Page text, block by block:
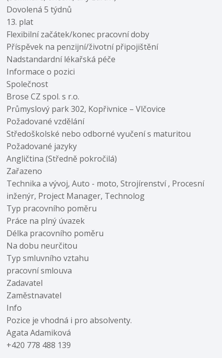
Dovolená 5 týdnů
13. plat
Flexibilní začátek/konec pracovní doby
Příspěvek na penzijní/životní připojištění
Nadstandardní lékařská péče
Informace o pozici
Společnost
Brose CZ spol. s r.o.
Průmyslový park 302, Kopřivnice – Vlčovice
Požadované vzdělání
Středoškolské nebo odborné vyučení s maturitou
Požadované jazyky
Angličtina (Středně pokročilá)
Zařazeno
Technika a vývoj, Auto - moto, Strojírenství , Procesní
inženýr, Project Manager, Technolog
Typ pracovního poměru
Práce na plný úvazek
Délka pracovního poměru
Na dobu neurčitou
Typ smluvního vztahu
pracovní smlouva
Zadavatel
Zaměstnavatel
Info
Pozice je vhodná i pro absolventy.
Agata Adamiková
+420 778 488 139